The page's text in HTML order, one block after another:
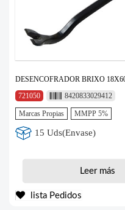
DESENCOFRADOR BRIXO
721050
8420833029412
Marcas Propias MMPP 5%
15 Uds(Envase)
Leer más
lista Pedidos